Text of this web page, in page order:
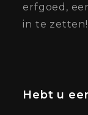
erfgoed,
in te zetten!
Hebt u